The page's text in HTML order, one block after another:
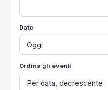
Date
Ordina gli eventi